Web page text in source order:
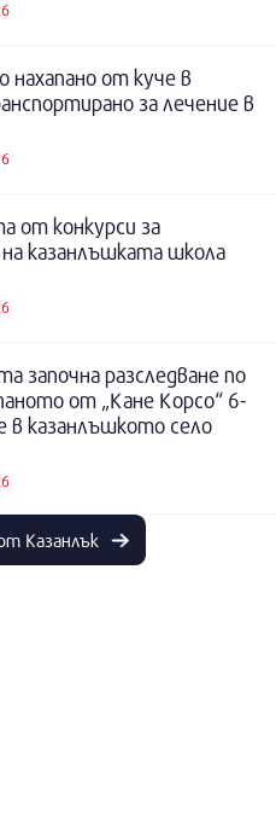
от куче в
за лечение в
от конкурси за
казанлъшката школа
започна разследване по
от „Кане Корсо“ 6-
в казанлъшкото село
Казанлък